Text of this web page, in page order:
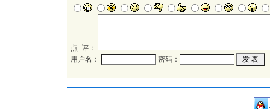
点 评：
用户名：
密码：